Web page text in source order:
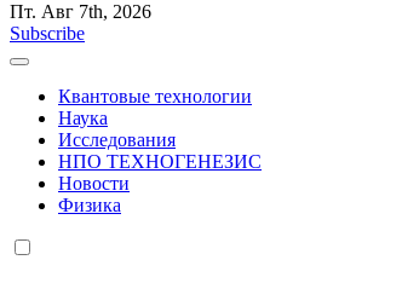
КВАНТОВАЯ СЛУЧАЙНОСТЬ
Российский ученый и исследователь
Пт. Авг 7th, 2026
Subscribe
КВАНТОВАЯ СЛУЧАЙНОСТЬ
Российский ученый и исследователь
Квантовые технологии
Наука
Исследования
НПО ТЕХНОГЕНЕЗИС
Новости
Физика